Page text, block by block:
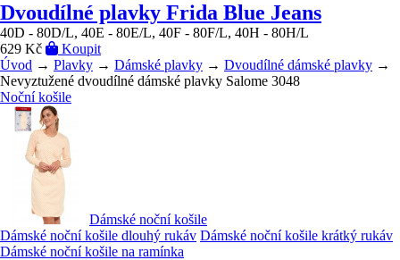
Dvoudílné plavky Frida Blue Jeans
40D - 80D/L, 40E - 80E/L, 40F - 80F/L, 40H - 80H/L
629 Kč
Koupit
Úvod → Plavky → Dámské plavky → Dvoudílné dámské plavky →
Nevyztužené dvoudílné dámské plavky Salome 3048
Noční košile
Dámské noční košile
Dámské noční košile dlouhý rukáv Dámské noční košile krátký rukáv
Dámské noční košile na ramínka